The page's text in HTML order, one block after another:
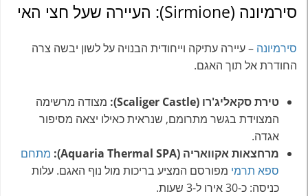
סירמיונה (Sirmione): העיירה שעל חצי האי
סירמיונה – עיירה עתיקה וייחודית הבנויה על לשון יבשה צרה
החודרת אל תוך האגם.
טירת סקאליג'רו (Scaliger Castle):
מצודה מרשימה
המצוידת בגשר מתרומם, שנראית כאילו יצאה מסיפור
אגדה.
מרחצאות אקוואריה (Aquaria Thermal SPA):
מתחם
ספא תרמי מפורסם המציע בריכות מול נוף האגם. עלות
כניסה: כ-30 אירו ל-3 שעות.